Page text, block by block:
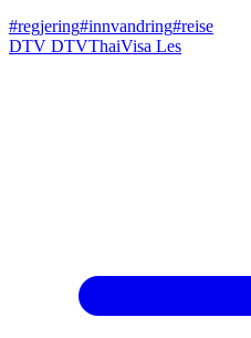
#regjering#innvandring#reise
DTV DTVThaiVisa Les